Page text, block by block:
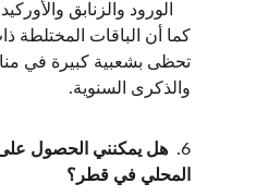
الورود والزنابق
كما أن الباقات المختلطة
تحظى بشعبية كبيرة في
والذكرى السنوية.
6.
هل يمكنني الحصول على
المحلي في قطر؟